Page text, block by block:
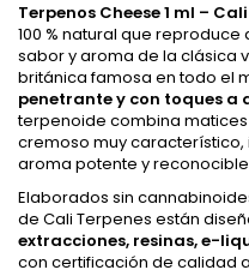
Terpenos Cheese 1 ml –
100 % natural que
sabor y aroma de la clásica
británica famosa en todo el
penetrante y con toques a
terpenoide combina matices
cremoso muy
aroma potente y
Elaborados sin
de Cali Terpenes están
extracciones, resinas, e-
con certificación de calidad